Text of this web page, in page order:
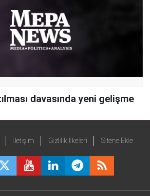
davasında yeni gelişme
İletişim Gizlilik İlkeleri Sitene Ekle